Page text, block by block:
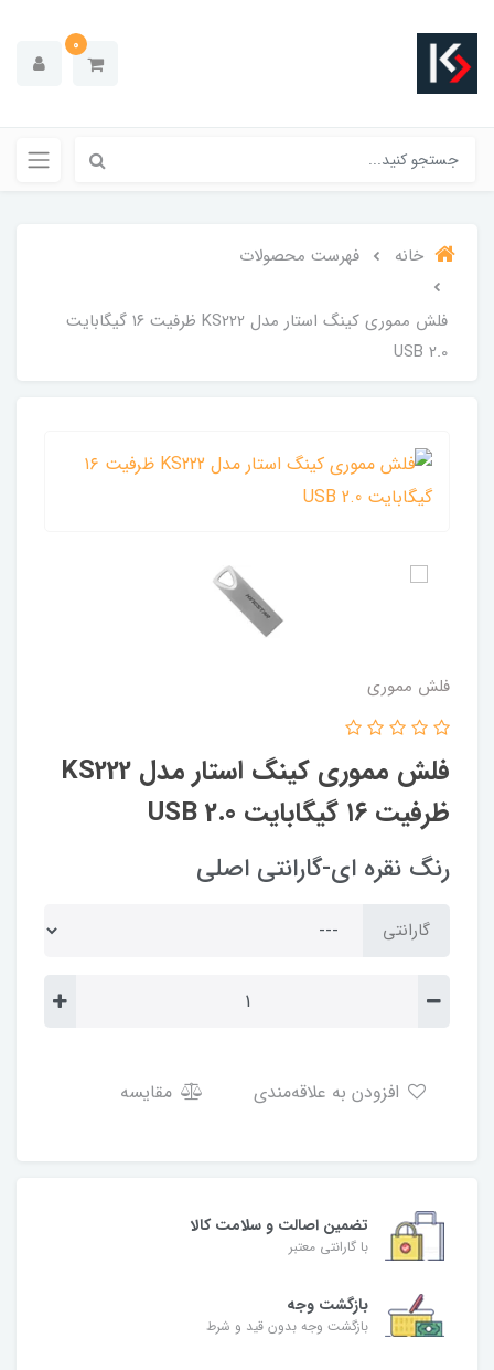
0
خانه فهرست محصولات
فلش مموری کینگ استار مدل KS222 ظرفیت ۱۶ گیگابایت
USB 2.0
فلش مموری
فلش مموری کینگ استار مدل KS222
ظرفیت ۱۶ گیگابایت USB 2.0
رنگ نقره ای-گارانتی اصلی
گارانتی
مقایسه
تضمین اصالت و سلامت کالا
با گارانتی معتبر
بازگشت وجه
بازگشت وجه بدون قید و شرط